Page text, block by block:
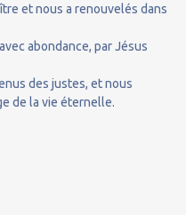
et nous a renouvelés dans
abondance, par Jésus
des justes, et nous
de la vie éternelle.